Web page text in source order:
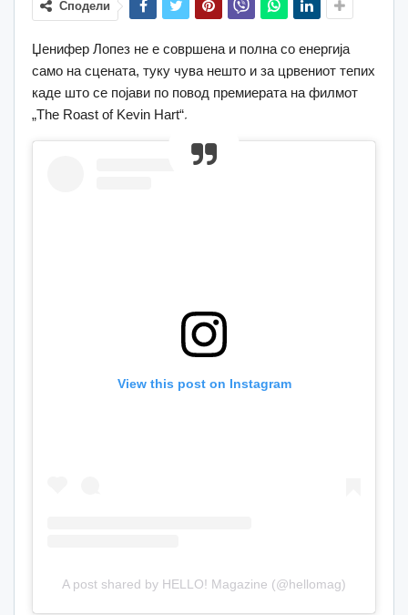
Сподели
Џенифер Лопез не е совршена и полна со енергија
само на сцената, туку чува нешто и за црвениот тепих
каде што се појави по повод премиерата на филмот
„The Roast of Kevin Hart“.
View this post on Instagram
A post shared by HELLO! Magazine (@hellomag)